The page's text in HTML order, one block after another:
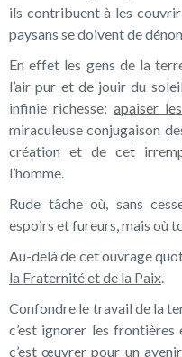
ils contribuent à les
paysans se doivent de
En effet les gens de la
l’air pur et de jouir du
infinie richesse:apaiser
miraculeuse conjugaison
création et de cet
l’homme.
Rude tâche où, sans
espoirs et fureurs, mais où
Au-delà de cet ouvrage
la Fraternité et de la Paix.
Confondre le travail de la
c’est ignorer les
c’est œuvrer pour un